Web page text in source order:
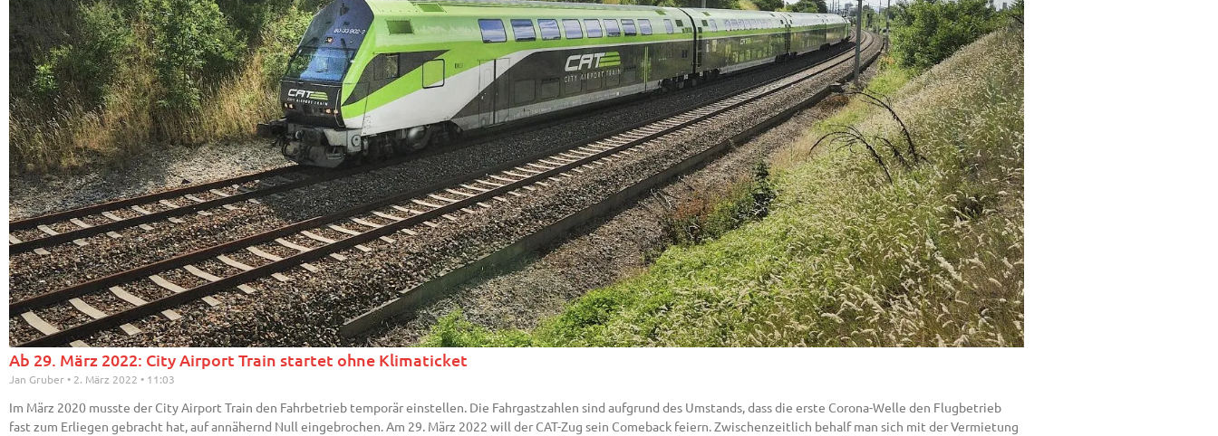
Ab 29. März 2022: City Airport Train startet ohne Klimaticket
Jan Gruber 2. März 2022 11:03
Im März 2020 musste der City Airport Train den Fahrbetrieb temporär einstellen. Die Fahrgastzahlen sind aufgrund des Umstands, dass die erste Corona-Welle den Flugbetrieb
fast zum Erliegen gebracht hat, auf annähernd Null eingebrochen. Am 29. März 2022 will der CAT-Zug sein Comeback feiern. Zwischenzeitlich behalf man sich mit der Vermietung